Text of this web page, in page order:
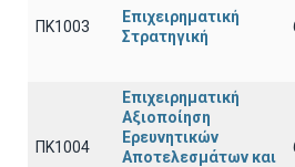
ΠΚ1003
Επιχειρηματική
Στρατηγική
ΠΚ1004
Επιχειρηματική
Αξιοποίηση
Ερευνητικών
Αποτελεσμάτων και